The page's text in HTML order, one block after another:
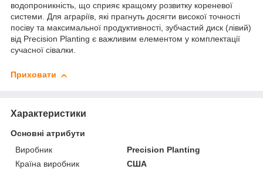
водопроникність, що сприяє кращому розвитку кореневої
системи. Для аграріїв, які прагнуть досягти високої точності
посіву та максимальної продуктивності, зубчастий диск (лівий)
від Precision Planting є важливим елементом у комплектації
сучасної сівалки.
Приховати
Характеристики
Основні атрибути
Виробник
Precision Planting
Країна виробник
США